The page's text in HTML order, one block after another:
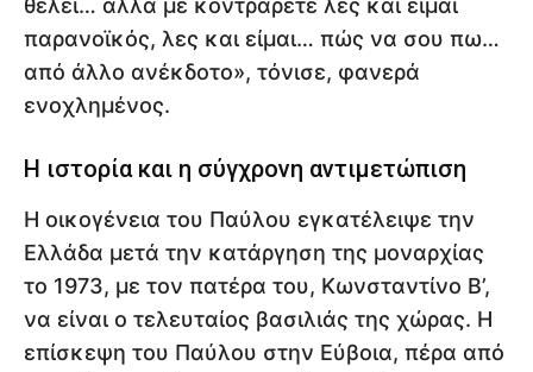
θέλει… αλλά με κοντράρετε λες και είμαι
παρανοϊκός, λες και είμαι… πώς να σου πω…
από άλλο ανέκδοτο», τόνισε, φανερά
ενοχλημένος.
Η ιστορία και η σύγχρονη αντιμετώπιση
Η οικογένεια του Παύλου εγκατέλειψε την
Ελλάδα μετά την κατάργηση της μοναρχίας
το 1973, με τον πατέρα του, Κωνσταντίνο Β’,
να είναι ο τελευταίος βασιλιάς της χώρας. Η
επίσκεψη του Παύλου στην Εύβοια, πέρα από